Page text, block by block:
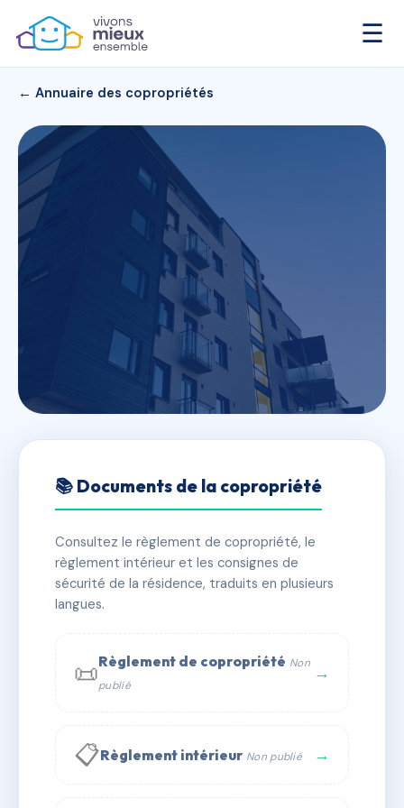
☰
← Annuaire des copropriétés
DIONYSOS
✓ Immatriculée 🏠 50 lots 🏗 1 bâtiment(s)
📞 Contacter Syndic Digital
📚 Documents de la copropriété
Consultez le règlement de copropriété, le
règlement intérieur et les consignes de
sécurité de la résidence, traduits en plusieurs
langues.
📜Règlement de copropriété Non
publié
→
📋Règlement intérieur Non publié →